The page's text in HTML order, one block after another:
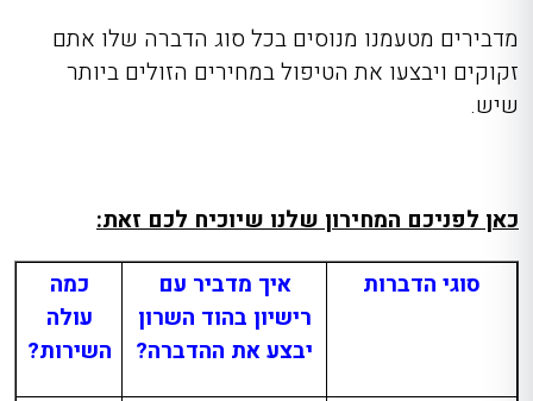
מדבירים מטעמנו מנוסים בכל סוג הדברה שלו אתם
זקוקים ויבצעו את הטיפול במחירים הזולים ביותר
שיש.
כאן לפניכם המחירון שלנו שיוכיח לכם זאת:
סוגי הדברות
איך מדביר עם
רישיון בהוד השרון
יבצע את ההדברה?
כמה
עולה
השירות?